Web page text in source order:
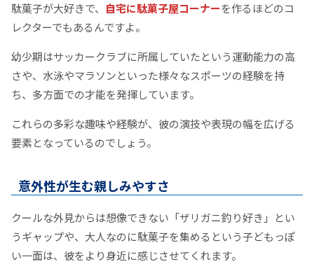
駄菓子が大好きで、 自宅に駄菓子屋コーナーを作るほどのコ
レクターでもあるんですよ。
幼少期はサッカークラブに所属していたという運動能力の高
さや、水泳やマラソンといった様々なスポーツの経験を持
ち、多方面での才能を発揮しています。
これらの多彩な趣味や経験が、彼の演技や表現の幅を広げる
要素となっているのでしょう。
意外性が生む親しみやすさ
クールな外見からは想像できない「ザリガニ釣り好き」とい
うギャップや、大人なのに駄菓子を集めるという子どもっぽ
い一面は、彼をより身近に感じさせてくれます。